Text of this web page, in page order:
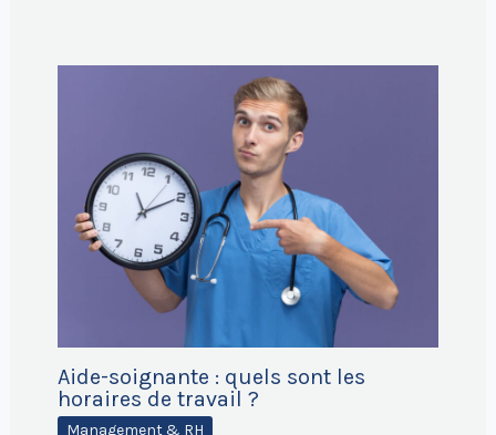
Aide-soignante : quels sont les
horaires de travail ?
Management & RH